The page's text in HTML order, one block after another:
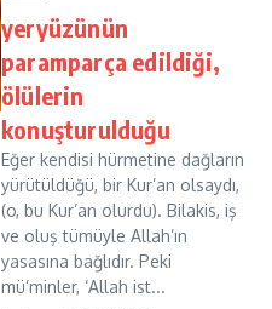
yeryüzünün
paramparça edildiği,
ölülerin
konuşturulduğu
Eğer kendisi hürmetine dağların
yürütüldüğü, bir Kur’an olsaydı,
(o, bu Kur’an olurdu). Bilakis, iş
ve oluş tümüyle Allah’ın
yasasına bağlıdır. Peki
mü’minler, ‘Allah ist...